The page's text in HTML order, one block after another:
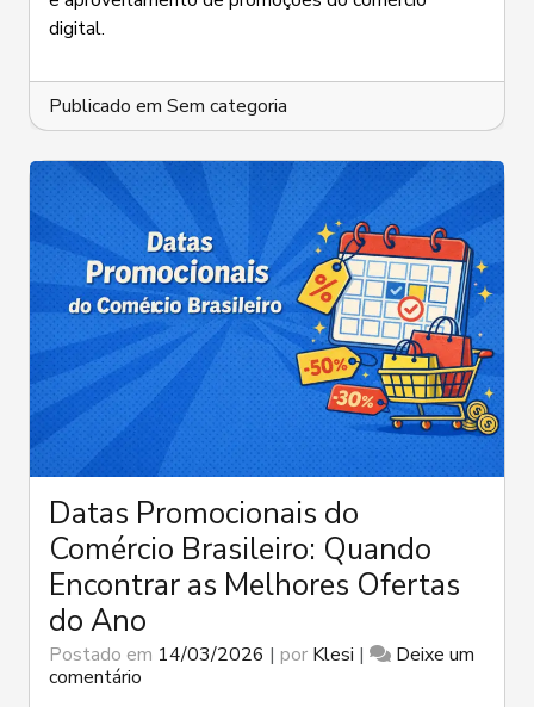
Diferença
no
Orçamento
digital.
Publicado em Sem categoria
Datas Promocionais do
Comércio Brasileiro: Quando
Encontrar as Melhores Ofertas
do Ano
Postado em 14/03/2026 | por Klesi |
Deixe um
comentário